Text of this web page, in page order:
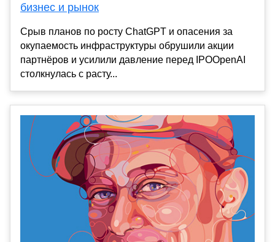
бизнес и рынок
Срыв планов по росту ChatGPT и опасения за
окупаемость инфраструктуры обрушили акции
партнёров и усилили давление перед IPOOpenAI
столкнулась с расту...